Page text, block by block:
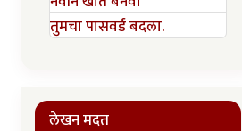
तुमचा पासवर्ड बदला.
लेखन मदत